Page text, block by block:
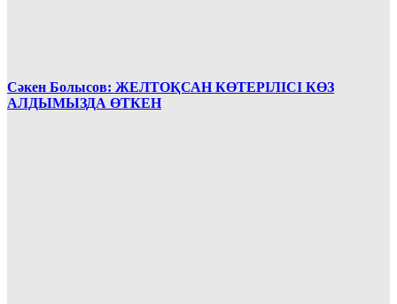
Сәкен Болысов: ЖЕЛТОҚСАН КӨТЕРІЛІСІ КӨЗ
АЛДЫМЫЗДА ӨТКЕН